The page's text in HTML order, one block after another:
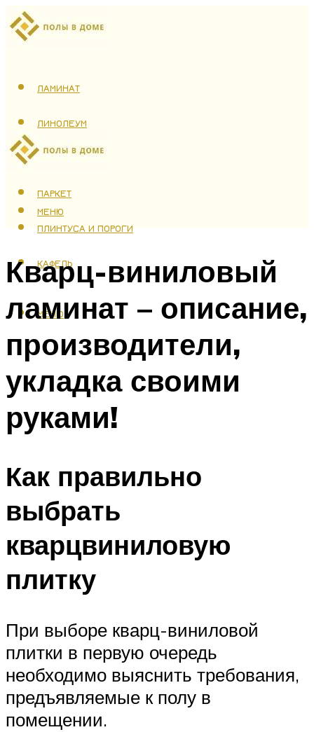
ЛАМИНАТ
ЛИНОЛЕУМ
ТЕПЛЫЙ ПОЛ
ПАРКЕТ
ПЛИНТУСА И ПОРОГИ
КАФЕЛЬ
МЕНЮ
МЕНЮ
Кварц-виниловый
ламинат – описание,
производители,
укладка своими
руками!
Как правильно
выбрать
кварцвиниловую
плитку
При выборе кварц-виниловой
плитки в первую очередь
необходимо выяснить требования,
предъявляемые к полу в
помещении.